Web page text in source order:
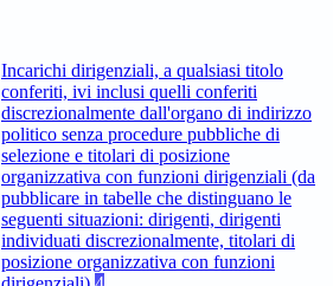
Incarichi dirigenziali, a qualsiasi titolo
conferiti, ivi inclusi quelli conferiti
discrezionalmente dall'organo di indirizzo
politico senza procedure pubbliche di
selezione e titolari di posizione
organizzativa con funzioni dirigenziali (da
pubblicare in tabelle che distinguano le
seguenti situazioni: dirigenti, dirigenti
individuati discrezionalmente, titolari di
posizione organizzativa con funzioni